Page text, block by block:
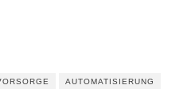
AUTOMATISIERUNG